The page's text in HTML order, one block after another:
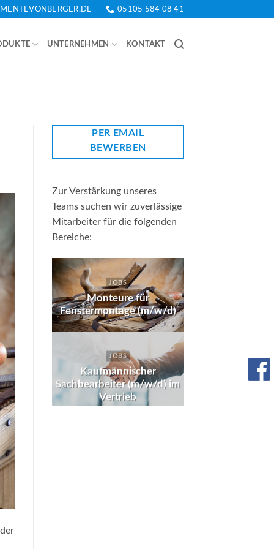
05105 584 08 41
UNTERNEHMEN KONTAKT
PER EMAIL
BEWERBEN
Zur Verstärkung unseres
Teams suchen wir zuverlässige
Mitarbeiter für die folgenden
Bereiche:
JOBS
Monteure für
Fenstermontage (m/w/d)
JOBS
Kaufmännischer
Sachbearbeiter (m/w/d) im
Vertrieb